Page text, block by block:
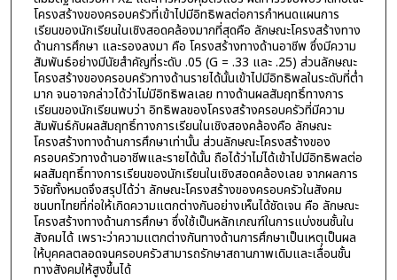
โครงสร้างของครอบครัวที่เข้าไปมีอิทธิพลต่อการกำหนดแผนการ
เรียนของนักเรียนในเชิงสอดคล้องมากที่สุดคือ ลักษณะโครงสร้างทาง
ด้านการศึกษา และรองลงมา คือ โครงสร้างทางด้านอาชีพ ซึ่งมีความ
สัมพันธ์อย่างมีนัยสำคัญที่ระดับ .05 (G = .33 และ .25) ส่วนลักษณะ
โครงสร้างของครอบครัวทางด้านรายได้นั้นเข้าไปมีอิทธิพลในระดับที่ต่ำ
มาก จนอาจกล่าวได้ว่าไม่มีอิทธิพลเลย ทางด้านผลสัมฤทธิ์ทางการ
เรียนของนักเรียนพบว่า อิทธิพลของโครงสร้างครอบครัวที่มีความ
สัมพันธ์กับผลสัมฤทธิ์ทางการเรียนในเชิงสองคล้องคือ ลักษณะ
โครงสร้างทางด้านการศึกษาเท่านั้น ส่วนลักษณะโครงสร้างของ
ครอบครัวทางด้านอาชีพและรายได้นั้น ถือได้ว่าไม่ได้เข้าไปมีอิทธิพลต่อ
ผลสัมฤทธิ์ทางการเรียนของนักเรียนในเชิงสอดคล้องเลย จากผลการ
วิจัยทั้งหมดจึงสรุปได้ว่า ลักษณะโครงสร้างของครอบครัวในสังคม
ชนบทไทยที่ก่อให้เกิดความแตกต่างกันอย่างเห็นได้ชัดเจน คือ ลักษณะ
โครงสร้างทางด้านการศึกษา ซึ่งใช้เป็นหลักเกณฑ์ในการแบ่งชนชั้นใน
สังคมได้ เพราะว่าความแตกต่างกันทางด้านการศึกษาเป็นเหตุเป็นผล
ให้บุคคลตลอดจนครอบครัวสามารถรักษาสถานภาพเดิมและเลื่อนชั้น
ทางสังคมให้สูงขึ้นได้